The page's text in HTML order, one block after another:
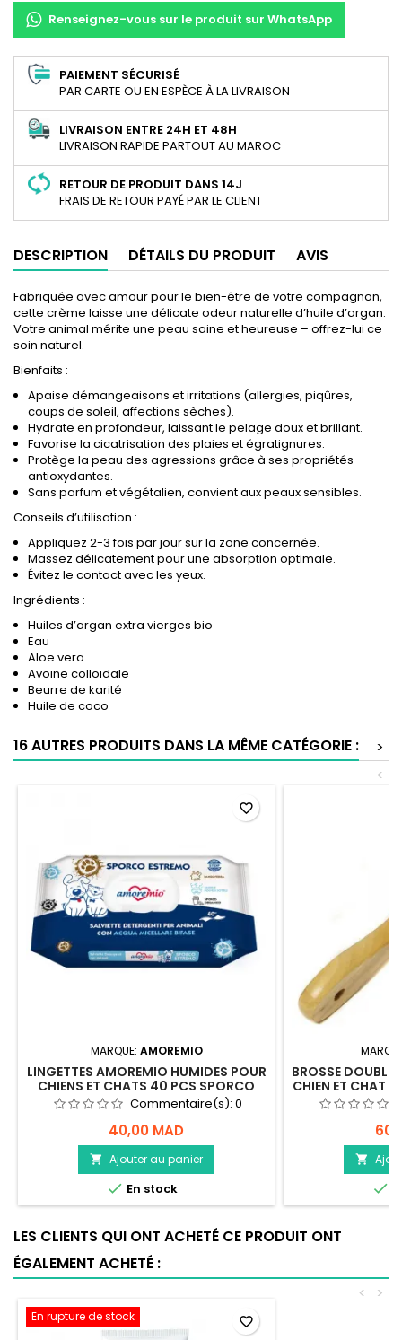
Renseignez-vous sur le produit sur WhatsApp
PAIEMENT SÉCURISÉ
PAR CARTE OU EN ESPÈCE À LA LIVRAISON
LIVRAISON ENTRE 24H ET 48H
LIVRAISON RAPIDE PARTOUT AU MAROC
RETOUR DE PRODUIT DANS 14J
FRAIS DE RETOUR PAYÉ PAR LE CLIENT
DESCRIPTION DÉTAILS DU PRODUIT AVIS
Fabriquée avec amour pour le bien-être de votre compagnon,
cette crème laisse une délicate odeur naturelle d’huile d’argan.
Votre animal mérite une peau saine et heureuse – offrez-lui ce
soin naturel.
Bienfaits :
Apaise démangeaisons et irritations (allergies, piqûres,
coups de soleil, affections sèches).
Hydrate en profondeur, laissant le pelage doux et brillant.
Favorise la cicatrisation des plaies et égratignures.
Protège la peau des agressions grâce à ses propriétés
antioxydantes.
Sans parfum et végétalien, convient aux peaux sensibles.
Conseils d’utilisation :
Appliquez 2-3 fois par jour sur la zone concernée.
Massez délicatement pour une absorption optimale.
Évitez le contact avec les yeux.
Ingrédients :
Huiles d’argan extra vierges bio
Eau
Aloe vera
Avoine colloïdale
Beurre de karité
Huile de coco
16 AUTRES PRODUITS DANS LA MÊME CATÉGORIE :
>
<
MARQUE: AMOREMIO
LINGETTES AMOREMIO HUMIDES POUR
CHIENS ET CHATS 40 PCS SPORCO
Commentaire(s): 0
40,00 MAD
 Ajouter au panier
 En stock
favorite_border
BROSSE
CHIEN ET CHAT


LES CLIENTS QUI ONT ACHETÉ CE PRODUIT ONT
ÉGALEMENT ACHETÉ :
>
<
En rupture de stock favorite_border